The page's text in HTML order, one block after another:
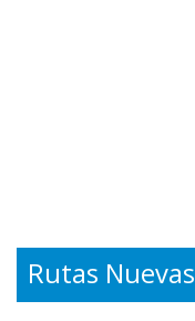
Rutas Nuevas